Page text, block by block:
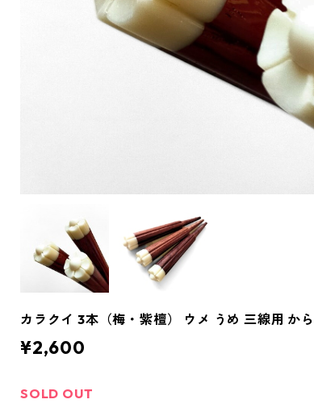
カラクイ 3本（梅・紫檀） ウメ うめ 三線用 か
¥2,600
SOLD OUT